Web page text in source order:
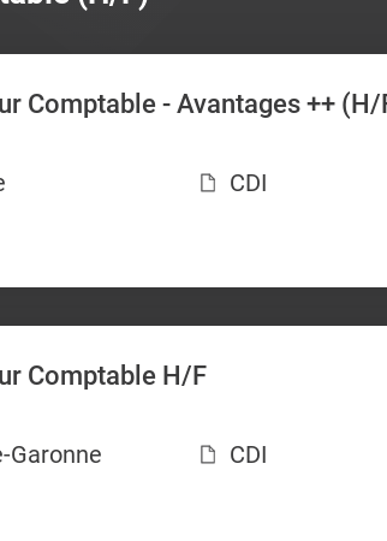
Comptable - Avantages ++ (H/
CDI
Comptable H/F
Garonne CDI